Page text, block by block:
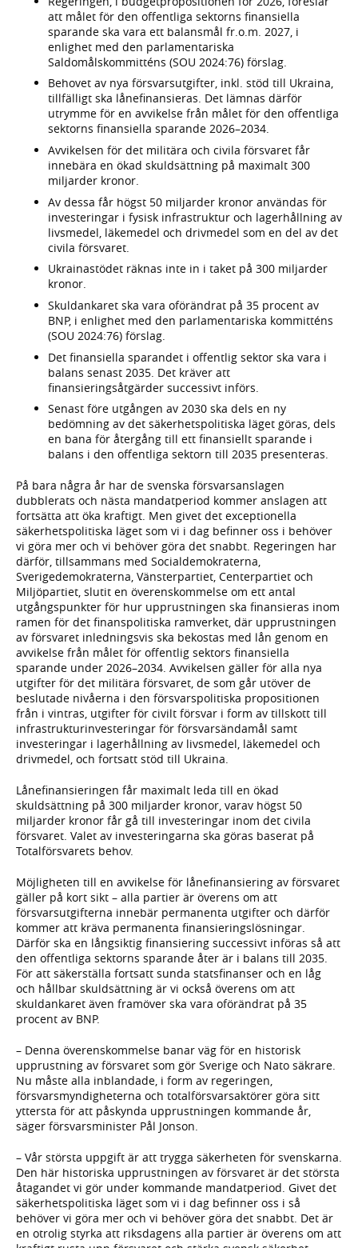
att målet för den offentliga sektorns finansiella
sparande ska vara ett balansmål fr.o.m. 2027, i
enlighet med den parlamentariska
Saldomålskommitténs (SOU 2024:76) förslag.
Behovet av nya försvarsutgifter, inkl. stöd till Ukraina,
tillfälligt ska lånefinansieras. Det lämnas därför
utrymme för en avvikelse från målet för den offentliga
sektorns finansiella sparande 2026–2034.
Avvikelsen för det militära och civila försvaret får
innebära en ökad skuldsättning på maximalt 300
miljarder kronor.
Av dessa får högst 50 miljarder kronor användas för
investeringar i fysisk infrastruktur och lagerhållning av
livsmedel, läkemedel och drivmedel som en del av det
civila försvaret.
Ukrainastödet räknas inte in i taket på 300 miljarder
kronor.
Skuldankaret ska vara oförändrat på 35 procent av
BNP, i enlighet med den parlamentariska kommitténs
(SOU 2024:76) förslag.
Det finansiella sparandet i offentlig sektor ska vara i
balans senast 2035. Det kräver att
finansieringsåtgärder successivt införs.
Senast före utgången av 2030 ska dels en ny
bedömning av det säkerhetspolitiska läget göras, dels
en bana för återgång till ett finansiellt sparande i
balans i den offentliga sektorn till 2035 presenteras.
På bara några år har de svenska försvarsanslagen
dubblerats och nästa mandatperiod kommer anslagen att
fortsätta att öka kraftigt. Men givet det exceptionella
säkerhetspolitiska läget som vi i dag befinner oss i behöver
vi göra mer och vi behöver göra det snabbt. Regeringen har
därför, tillsammans med Socialdemokraterna,
Sverigedemokraterna, Vänsterpartiet, Centerpartiet och
Miljöpartiet, slutit en överenskommelse om ett antal
utgångspunkter för hur upprustningen ska finansieras inom
ramen för det finanspolitiska ramverket, där upprustningen
av försvaret inledningsvis ska bekostas med lån genom en
avvikelse från målet för offentlig sektors finansiella
sparande under 2026–2034. Avvikelsen gäller för alla nya
utgifter för det militära försvaret, de som går utöver de
beslutade nivåerna i den försvarspolitiska propositionen
från i vintras, utgifter för civilt försvar i form av tillskott till
infrastrukturinvesteringar för försvarsändamål samt
investeringar i lagerhållning av livsmedel, läkemedel och
drivmedel, och fortsatt stöd till Ukraina.
Lånefinansieringen får maximalt leda till en ökad
skuldsättning på 300 miljarder kronor, varav högst 50
miljarder kronor får gå till investeringar inom det civila
försvaret. Valet av investeringarna ska göras baserat på
Totalförsvarets behov.
Möjligheten till en avvikelse för lånefinansiering av försvaret
gäller på kort sikt – alla partier är överens om att
försvarsutgifterna innebär permanenta utgifter och därför
kommer att kräva permanenta finansieringslösningar.
Därför ska en långsiktig finansiering successivt införas så att
den offentliga sektorns sparande åter är i balans till 2035.
För att säkerställa fortsatt sunda statsfinanser och en låg
och hållbar skuldsättning är vi också överens om att
skuldankaret även framöver ska vara oförändrat på 35
procent av BNP.
– Denna överenskommelse banar väg för en historisk
upprustning av försvaret som gör Sverige och Nato säkrare.
Nu måste alla inblandade, i form av regeringen,
försvarsmyndigheterna och totalförsvarsaktörer göra sitt
yttersta för att påskynda upprustningen kommande år,
säger försvarsminister Pål Jonson.
– Vår största uppgift är att trygga säkerheten för svenskarna.
Den här historiska upprustningen av försvaret är det största
åtagandet vi gör under kommande mandatperiod. Givet det
säkerhetspolitiska läget som vi i dag befinner oss i så
behöver vi göra mer och vi behöver göra det snabbt. Det är
en otrolig styrka att riksdagens alla partier är överens om att